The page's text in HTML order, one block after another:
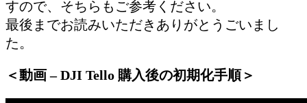
すので、そちらもご参考ください。
最後までお読みいただきありがとうごいまし
た。
＜動画 – DJI Tello 購入後の初期化手順＞